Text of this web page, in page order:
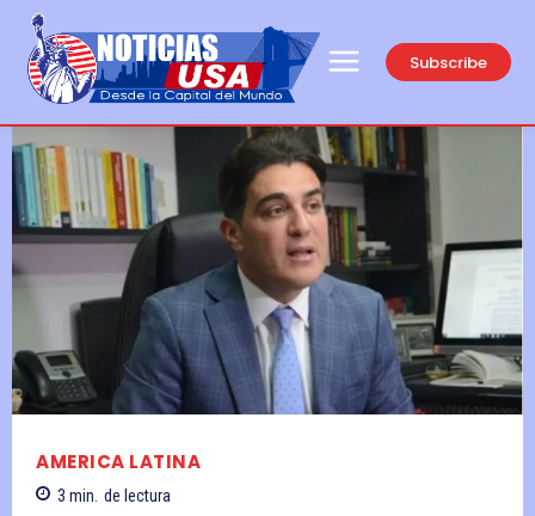
Subscribe
AMERICA LATINA
3 min. de lectura